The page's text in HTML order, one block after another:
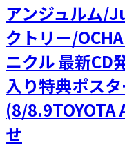
アンジュルム/
クトリー/
ニクル 最新CD
入り特典ポス
(8/8.9TOYOTA
せ